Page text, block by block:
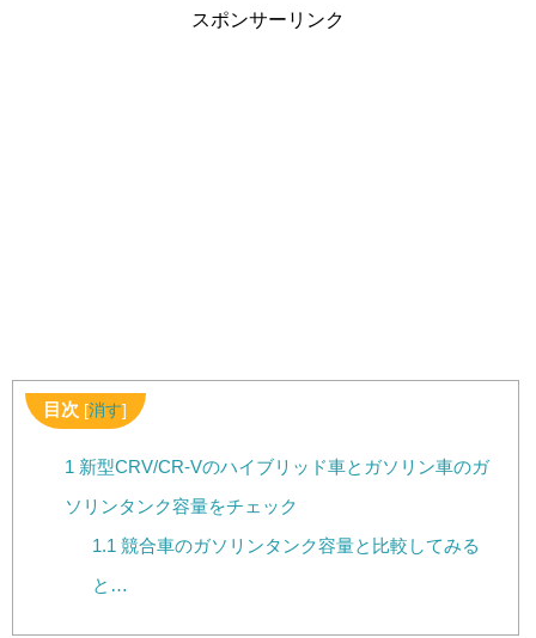
スポンサーリンク
目次 [消す]
1 新型CRV/CR-Vのハイブリッド車とガソリン車のガ
ソリンタンク容量をチェック
1.1 競合車のガソリンタンク容量と比較してみる
と…